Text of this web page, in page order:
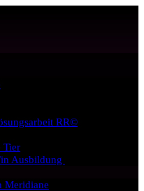
RR©
Tier
in Ausbildung
Meridiane